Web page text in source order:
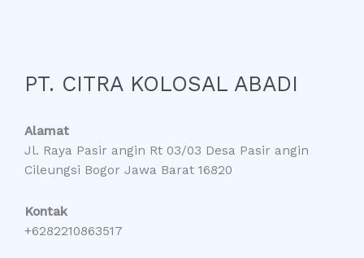
PT. CITRA KOLOSAL ABADI
Alamat
Jl. Raya Pasir angin Rt 03/03 Desa Pasir angin
Cileungsi Bogor Jawa Barat 16820
Kontak
+6282210863517